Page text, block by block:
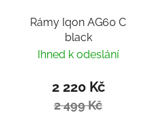
Rámy Iqon AG60 C
black
Ihned k odeslání
2 220 Kč
2 499 Kč